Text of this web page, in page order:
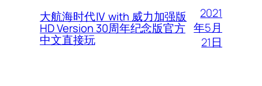
大航海时代Ⅳ with 威力加强版
HD Version 30周年纪念版官方
中文直接玩
2021
年5月
21日